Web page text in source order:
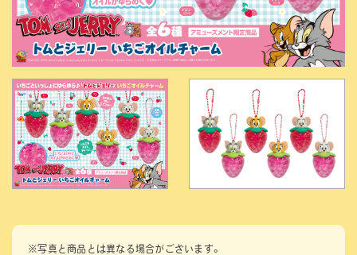
※写真と商品とは異なる場合がございます。